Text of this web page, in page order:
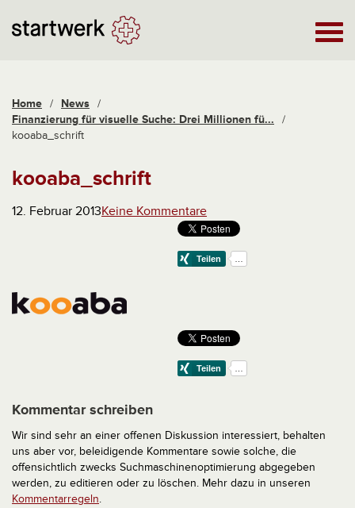
Home / News /
Finanzierung für visuelle Suche: Drei Millionen fü...
/
kooaba_schrift
kooaba_schrift
12. Februar 2013Keine Kommentare
Kommentar schreiben
Wir sind sehr an einer offenen Diskussion interessiert, behalten
uns aber vor, beleidigende Kommentare sowie solche, die
offensichtlich zwecks Suchmaschinenoptimierung abgegeben
werden, zu editieren oder zu löschen. Mehr dazu in unseren
Kommentarregeln.